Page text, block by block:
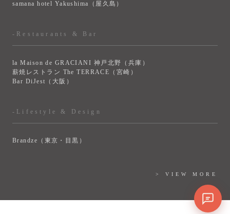
samana hotel Yakushima（屋久島）
-Restaurants & Bar
la Maison de GRACIANI 神戸北野（兵庫）
薪焼レストラン The TERRACE（宮崎）
Bar DiJest（大阪）
-Lifestyle & Design
Brandze（東京・目黒）
> VIEW MORE